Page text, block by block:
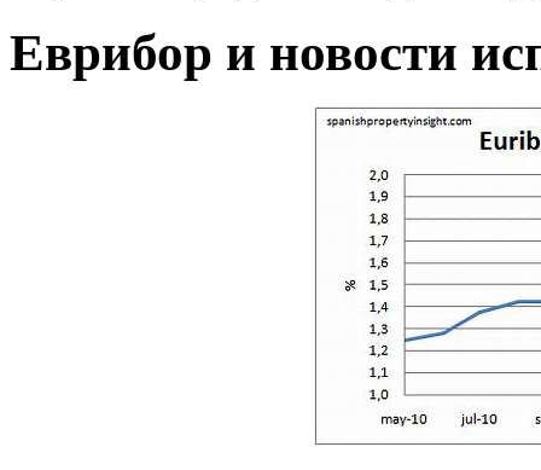
Еврибор и новости